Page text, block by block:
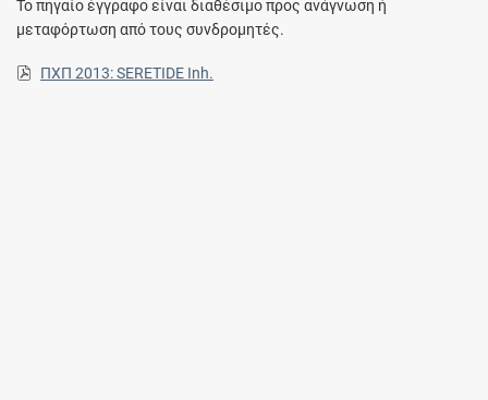
Το πηγαίο έγγραφο είναι διαθέσιμο προς ανάγνωση ή
μεταφόρτωση από τους συνδρομητές.
ΠΧΠ 2013: SERETIDE Inh.